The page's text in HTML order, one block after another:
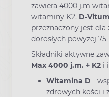
zawiera 4000 j.m
witaminy K2. D-
przeznaczony jest
dorosłych powyżej 75
Składniki aktywne
Max 4000 j.m. + K2 i
Witamina D -
zdrowych kości i